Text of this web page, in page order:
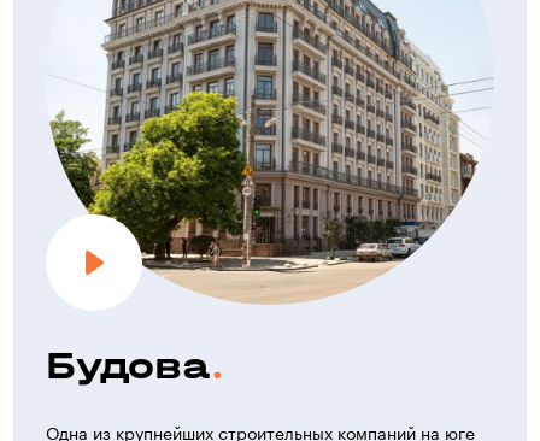
Будова
Одна из крупнейших строительных компаний на юге